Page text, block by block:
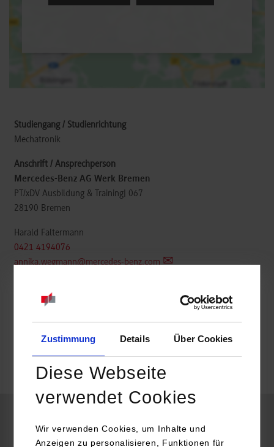
Zustimmung Details Über Cookies
Diese Webseite
verwendet Cookies
Wir verwenden Cookies, um Inhalte und
Anzeigen zu personalisieren, Funktionen für
Mechatronik
Mercedes-Benz AG Werk Bremen
PT/xDV Ausbildung & Training| 067
28190 Bremen
Harald Faltermann
0421 4194076
annika.wegmann@mercedes-benz.com
Informatik